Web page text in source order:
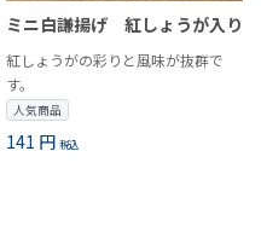
ミニ白謙揚げ 紅しょうが入り
紅しょうがの彩りと風味が抜群で
す。
人気商品
141 円 税込